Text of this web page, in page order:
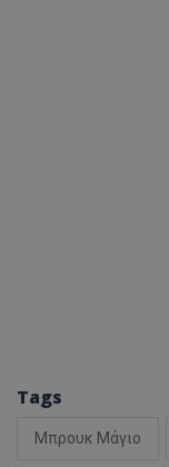
Tags
Μπρουκ Μάγιο